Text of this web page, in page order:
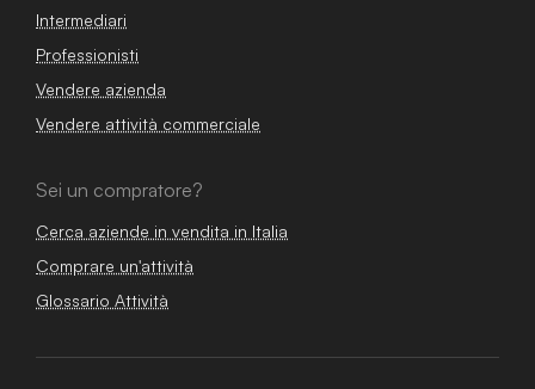
Intermediari
Professionisti
Vendere azienda
Vendere attività commerciale
Sei un compratore?
Cerca aziende in vendita in Italia
Comprare un'attività
Glossario Attività